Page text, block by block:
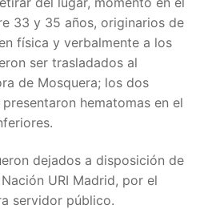
33 y 35 años, originarios de
física y verbalmente a los
ser trasladados al
de Mosquera; los dos
hematomas en el
dejados a disposición de
URI Madrid, por el
servidor público.